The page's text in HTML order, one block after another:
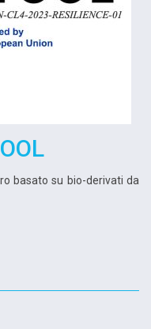
basato su bio-derivati da